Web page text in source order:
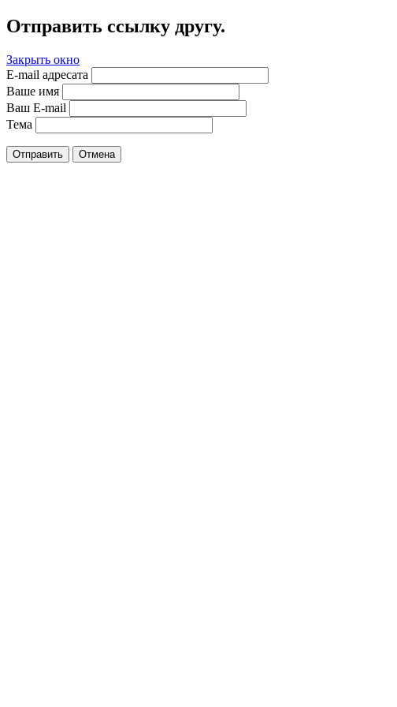
Отправить ссылку другу.
Закрыть окно
E-mail адресата
Ваше имя
Ваш E-mail
Тема
Отправить Отмена